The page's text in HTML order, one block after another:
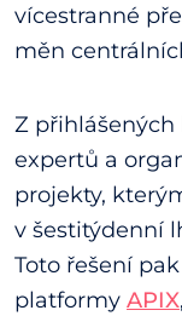
vícestranné
měn
Z
expertů a
projekty,
v šestitýdenní
Toto řešení
platformy APIX